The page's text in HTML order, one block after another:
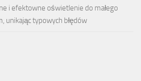
i efektowne oświetlenie do małego
unikając typowych błędów